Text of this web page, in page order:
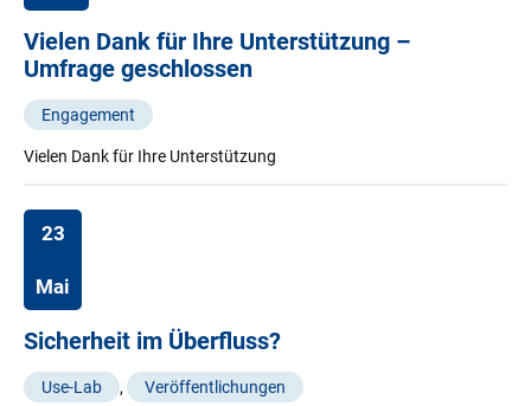
Vielen Dank für Ihre Unterstützung –
Umfrage geschlossen
Engagement
Vielen Dank für Ihre Unterstützung
23
Mai
Sicherheit im Überfluss?
Use-Lab , Veröffentlichungen